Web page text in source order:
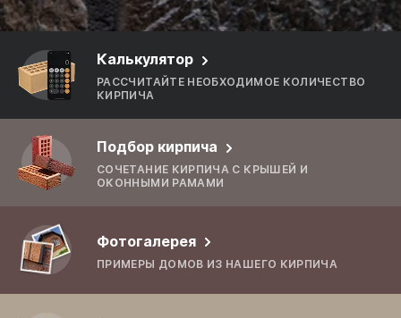
Калькулятор
РАССЧИТАЙТЕ НЕОБХОДИМОЕ КОЛИЧЕСТВО
КИРПИЧА
Подбор кирпича
СОЧЕТАНИЕ КИРПИЧА С КРЫШЕЙ И
ОКОННЫМИ РАМАМИ
Фотогалерея
ПРИМЕРЫ ДОМОВ ИЗ НАШЕГО КИРПИЧА